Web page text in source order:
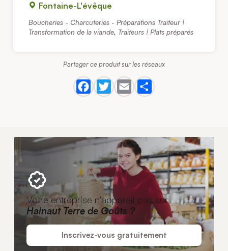
Fontaine-L'évêque
Boucheries - Charcuteries - Préparations Traiteur |
Transformation de la viande, Traiteurs | Plats préparés
Partager ce produit sur les réseaux
Votre entreprise n'apparaît pas sur
Hainaut Terre de Goûts ?
Inscrivez-vous gratuitement